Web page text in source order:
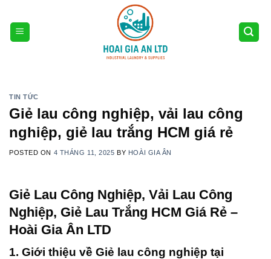
content
TIN TỨC
Giẻ lau công nghiệp, vải lau công
nghiệp, giẻ lau trắng HCM giá rẻ
POSTED ON 4 THÁNG 11, 2025 BY HOÀI GIA ÂN
Giẻ Lau Công Nghiệp, Vải Lau Công
Nghiệp, Giẻ Lau Trắng HCM Giá Rẻ –
Hoài Gia Ân LTD
1. Giới thiệu về Giẻ lau công nghiệp tại